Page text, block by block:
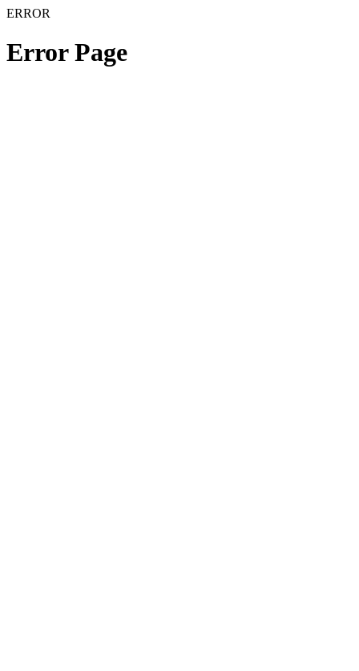
ERROR
Error Page